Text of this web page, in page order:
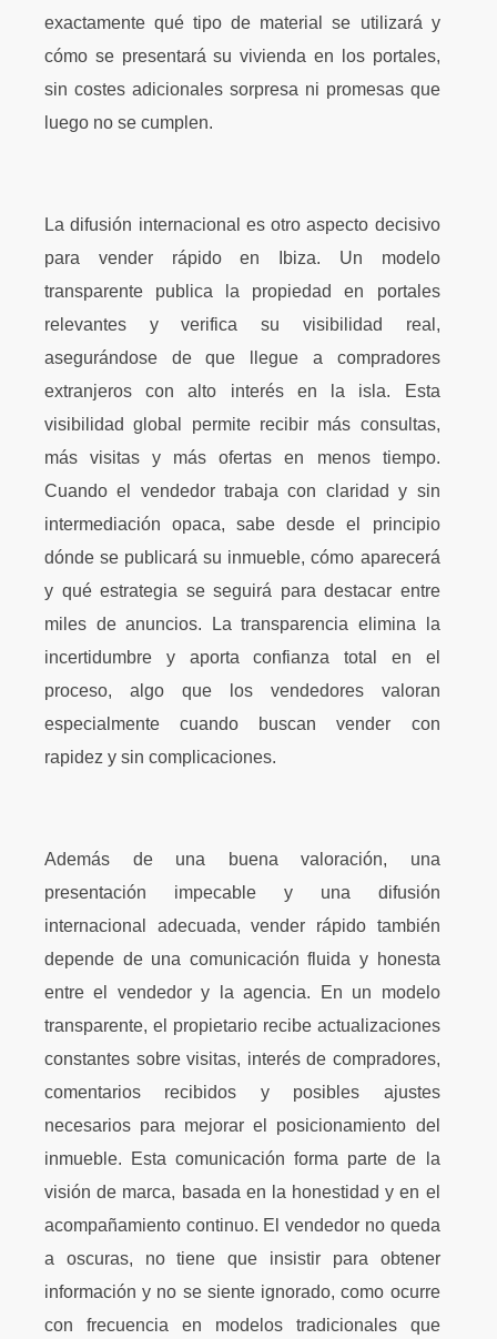
exactamente qué tipo de material se utilizará y
cómo se presentará su vivienda en los portales,
sin costes adicionales sorpresa ni promesas que
luego no se cumplen.
La difusión internacional es otro aspecto decisivo
para vender rápido en Ibiza. Un modelo
transparente publica la propiedad en portales
relevantes y verifica su visibilidad real,
asegurándose de que llegue a compradores
extranjeros con alto interés en la isla. Esta
visibilidad global permite recibir más consultas,
más visitas y más ofertas en menos tiempo.
Cuando el vendedor trabaja con claridad y sin
intermediación opaca, sabe desde el principio
dónde se publicará su inmueble, cómo aparecerá
y qué estrategia se seguirá para destacar entre
miles de anuncios. La transparencia elimina la
incertidumbre y aporta confianza total en el
proceso, algo que los vendedores valoran
especialmente cuando buscan vender con
rapidez y sin complicaciones.
Además de una buena valoración, una
presentación impecable y una difusión
internacional adecuada, vender rápido también
depende de una comunicación fluida y honesta
entre el vendedor y la agencia. En un modelo
transparente, el propietario recibe actualizaciones
constantes sobre visitas, interés de compradores,
comentarios recibidos y posibles ajustes
necesarios para mejorar el posicionamiento del
inmueble. Esta comunicación forma parte de la
visión de marca, basada en la honestidad y en el
acompañamiento continuo. El vendedor no queda
a oscuras, no tiene que insistir para obtener
información y no se siente ignorado, como ocurre
con frecuencia en modelos tradicionales que